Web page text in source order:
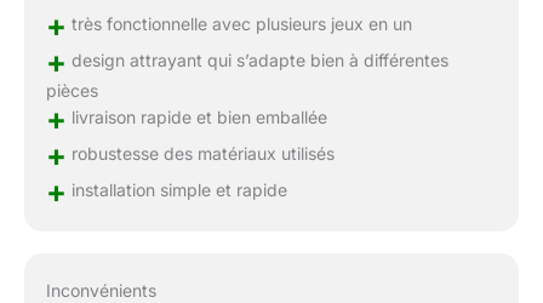
+ très fonctionnelle avec plusieurs jeux en un
+ design attrayant qui s’adapte bien à différentes
pièces
+ livraison rapide et bien emballée
+ robustesse des matériaux utilisés
+ installation simple et rapide
Inconvénients